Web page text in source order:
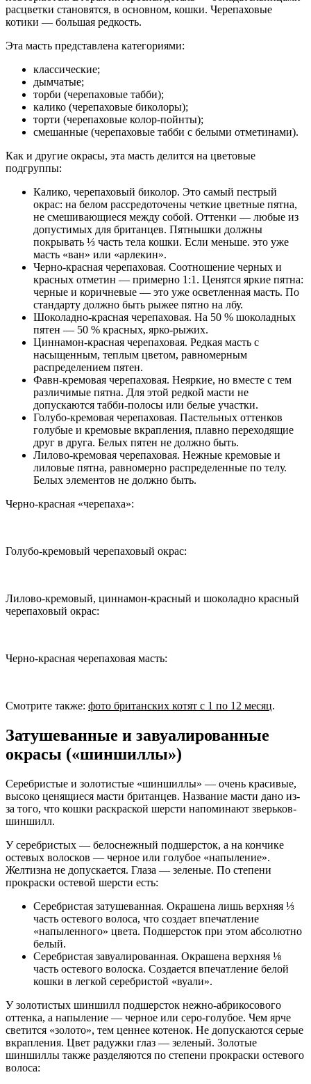
расцветки становятся, в основном, кошки. Черепаховые
котики — большая редкость.
Эта масть представлена категориями:
классические;
дымчатые;
торби (черепаховые табби);
калико (черепаховые биколоры);
торти (черепаховые колор-пойнты);
смешанные (черепаховые табби с белыми отметинами).
Как и другие окрасы, эта масть делится на цветовые
подгруппы:
Калико, черепаховый биколор. Это самый пестрый
окрас: на белом рассредоточены четкие цветные пятна,
не смешивающиеся между собой. Оттенки — любые из
допустимых для британцев. Пятнышки должны
покрывать ⅓ часть тела кошки. Если меньше. это уже
масть «ван» или «арлекин».
Черно-красная черепаховая. Соотношение черных и
красных отметин — примерно 1:1. Ценятся яркие пятна:
черные и коричневые — это уже осветленная масть. По
стандарту должно быть рыжее пятно на лбу.
Шоколадно-красная черепаховая. На 50 % шоколадных
пятен — 50 % красных, ярко-рыжих.
Циннамон-красная черепаховая. Редкая масть с
насыщенным, теплым цветом, равномерным
распределением пятен.
Фавн-кремовая черепаховая. Неяркие, но вместе с тем
различимые пятна. Для этой редкой масти не
допускаются табби-полосы или белые участки.
Голубо-кремовая черепаховая. Пастельных оттенков
голубые и кремовые вкрапления, плавно переходящие
друг в друга. Белых пятен не должно быть.
Лилово-кремовая черепаховая. Нежные кремовые и
лиловые пятна, равномерно распределенные по телу.
Белых элементов не должно быть.
Черно-красная «черепаха»:
Голубо-кремовый черепаховый окрас:
Лилово-кремовый, циннамон-красный и шоколадно красный
черепаховый окрас:
Черно-красная черепаховая масть:
Смотрите также: фото британских котят с 1 по 12 месяц.
Затушеванные и завуалированные
окрасы («шиншиллы»)
Серебристые и золотистые «шиншиллы» — очень красивые,
высоко ценящиеся масти британцев. Название масти дано из-
за того, что кошки раскраской шерсти напоминают зверьков-
шиншилл.
У серебристых — белоснежный подшерсток, а на кончике
остевых волосков — черное или голубое «напыление».
Желтизна не допускается. Глаза — зеленые. По степени
прокраски остевой шерсти есть:
Серебристая затушеванная. Окрашена лишь верхняя ⅓
часть остевого волоса, что создает впечатление
«напыленного» цвета. Подшерсток при этом абсолютно
белый.
Серебристая завуалированная. Окрашена верхняя ⅛
часть остевого волоска. Создается впечатление белой
кошки в легкой серебристой «вуали».
У золотистых шиншилл подшерсток нежно-абрикосового
оттенка, а напыление — черное или серо-голубое. Чем ярче
светится «золото», тем ценнее котенок. Не допускаются серые
вкрапления. Цвет радужки глаз — зеленый. Золотые
шиншиллы также разделяются по степени прокраски остевого
волоса: